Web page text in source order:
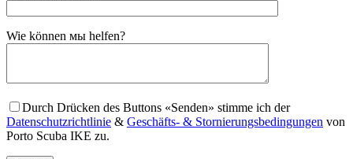
Gender
Wie können мы helfen?
Durch Drücken des Buttons «Senden» stimme ich der
Datenschutzrichtlinie & Geschäfts- & Stornierungsbedingungen von
Porto Scuba IKE zu.